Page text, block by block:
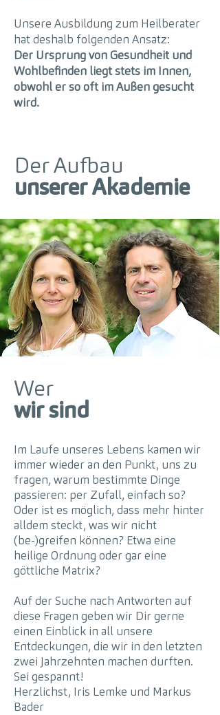
Unsere Ausbildung zum Heilberater
hat deshalb folgenden Ansatz:
Der Ursprung von Gesundheit und
Wohlbefinden liegt stets im Innen,
obwohl er so oft im Außen gesucht
wird.
Der Aufbau
unserer Akademie
Wer
wir sind
Im Laufe unseres Lebens kamen wir
immer wieder an den Punkt, uns zu
fragen, warum bestimmte Dinge
passieren: per Zufall, einfach so?
Oder ist es möglich, dass mehr hinter
alldem steckt, was wir nicht
(be-)greifen können? Etwa eine
heilige Ordnung oder gar eine
göttliche Matrix?
Auf der Suche nach Antworten auf
diese Fragen geben wir Dir gerne
einen Einblick in all unsere
Entdeckungen, die wir in den letzten
zwei Jahrzehnten machen durften.
Sei gespannt!
Herzlichst, Iris Lemke und Markus
Bader